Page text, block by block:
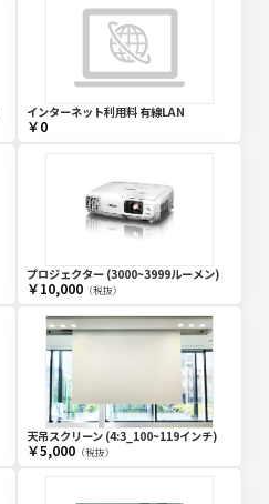
インターネット利用料 有線LAN
￥0
プロジェクター (3000~3999ルーメン)
￥10,000（税抜）
天吊スクリーン (4:3_100~119インチ)
￥5,000（税抜）